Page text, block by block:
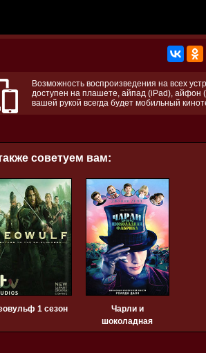
Возможность воспроизведения на всех
доступен на плашете, айпад (iPad), айфон
вашей рукой всегда будет мобильный
советуем вам:
1 сезон
Чарли и
шоколадная
фабрика (2005)